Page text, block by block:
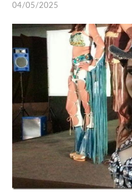
04/05/2025